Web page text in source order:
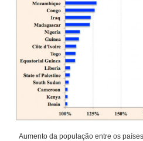
Aumento da população entre os